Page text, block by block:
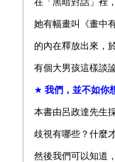
她有幅畫叫《畫中
的內在釋放出來，
有個大男孩這樣談
★ 我們，並不如
本書由呂政達先生
歧視有哪些？什麼
然後我們可以知道